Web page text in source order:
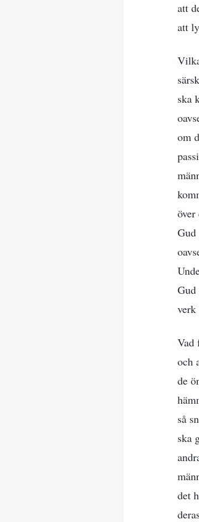
att
att
ska
om
över
Gud
Gud
verk
Vad
och
de
så
ska
det